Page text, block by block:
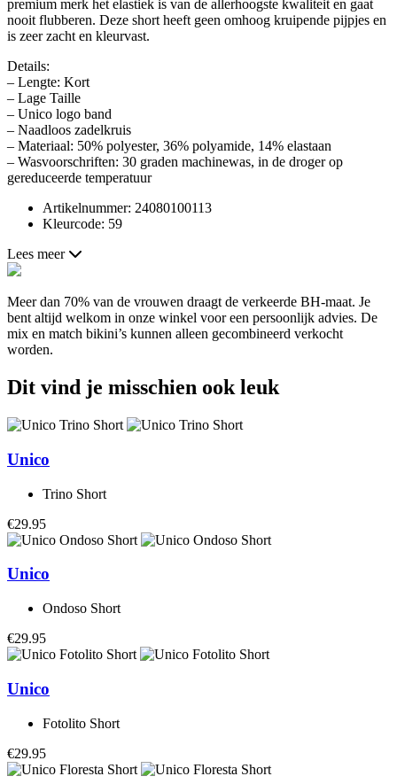
premium merk het elastiek is van de allerhoogste kwaliteit en gaat
nooit flubberen. Deze short heeft geen omhoog kruipende pijpjes en
is zeer zacht en kleurvast.
Details:
– Lengte: Kort
– Lage Taille
– Unico logo band
– Naadloos zadelkruis
– Materiaal: 50% polyester, 36% polyamide, 14% elastaan
– Wasvoorschriften: 30 graden machinewas, in de droger op
gereduceerde temperatuur
Artikelnummer: 24080100113
Kleurcode: 59
Lees meer
Meer dan 70% van de vrouwen draagt de verkeerde BH-maat. Je
bent altijd welkom in onze winkel voor een persoonlijk advies. De
mix en match bikini’s kunnen alleen gecombineerd verkocht
worden.
Dit vind je misschien ook leuk
Unico
Trino Short
€29.95
Unico
Ondoso Short
€29.95
Unico
Fotolito Short
€29.95